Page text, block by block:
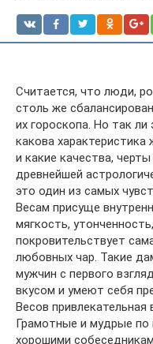
Считается, что люди,
столь же
их гороскопа. Но так
какова
и какие качества,
древнейшей
это один из самых
Весам присуще
мягкость,
покровительствует
любовных чар. Такие
мужчин с первого
вкусом и умеют себя
Весов привлекательная
Грамотные и мудрые по
хорошими